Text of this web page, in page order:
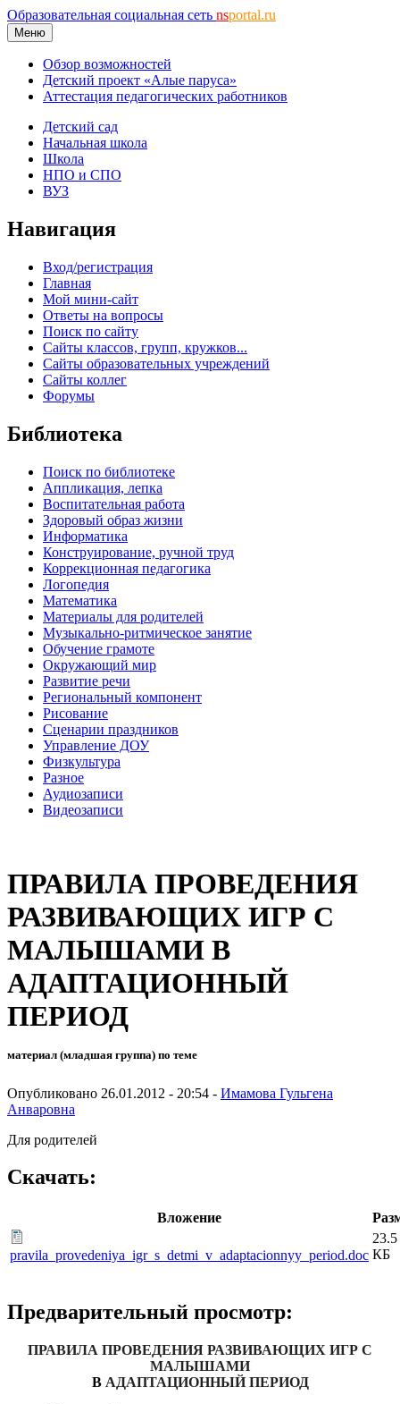
Образовательная социальная сеть nsportal.ru
Меню
Обзор возможностей
Детский проект «Алые паруса»
Аттестация педагогических работников
Детский сад
Начальная школа
Школа
НПО и СПО
ВУЗ
Навигация
Вход/регистрация
Главная
Мой мини-сайт
Ответы на вопросы
Поиск по сайту
Сайты классов, групп, кружков...
Сайты образовательных учреждений
Сайты коллег
Форумы
Библиотека
Поиск по библиотеке
Аппликация, лепка
Воспитательная работа
Здоровый образ жизни
Информатика
Конструирование, ручной труд
Коррекционная педагогика
Логопедия
Математика
Материалы для родителей
Музыкально-ритмическое занятие
Обучение грамоте
Окружающий мир
Развитие речи
Региональный компонент
Рисование
Сценарии праздников
Управление ДОУ
Физкультура
Разное
Аудиозаписи
Видеозаписи
ПРАВИЛА ПРОВЕДЕНИЯ
РАЗВИВАЮЩИХ ИГР С
МАЛЫШАМИ В
АДАПТАЦИОННЫЙ
ПЕРИОД
материал (младшая группа) по теме
Опубликовано 26.01.2012 - 20:54 - Имамова Гульгена
Анваровна
Для родителей
Скачать:
Вложение
pravila_provedeniya_igr_s_detmi_v_adaptacionnyy_period.doc
23.5
КБ
Предварительный просмотр:
ПРАВИЛА ПРОВЕДЕНИЯ РАЗВИВАЮЩИХ ИГР С
МАЛЫШАМИ
В АДАПТАЦИОННЫЙ ПЕРИОД